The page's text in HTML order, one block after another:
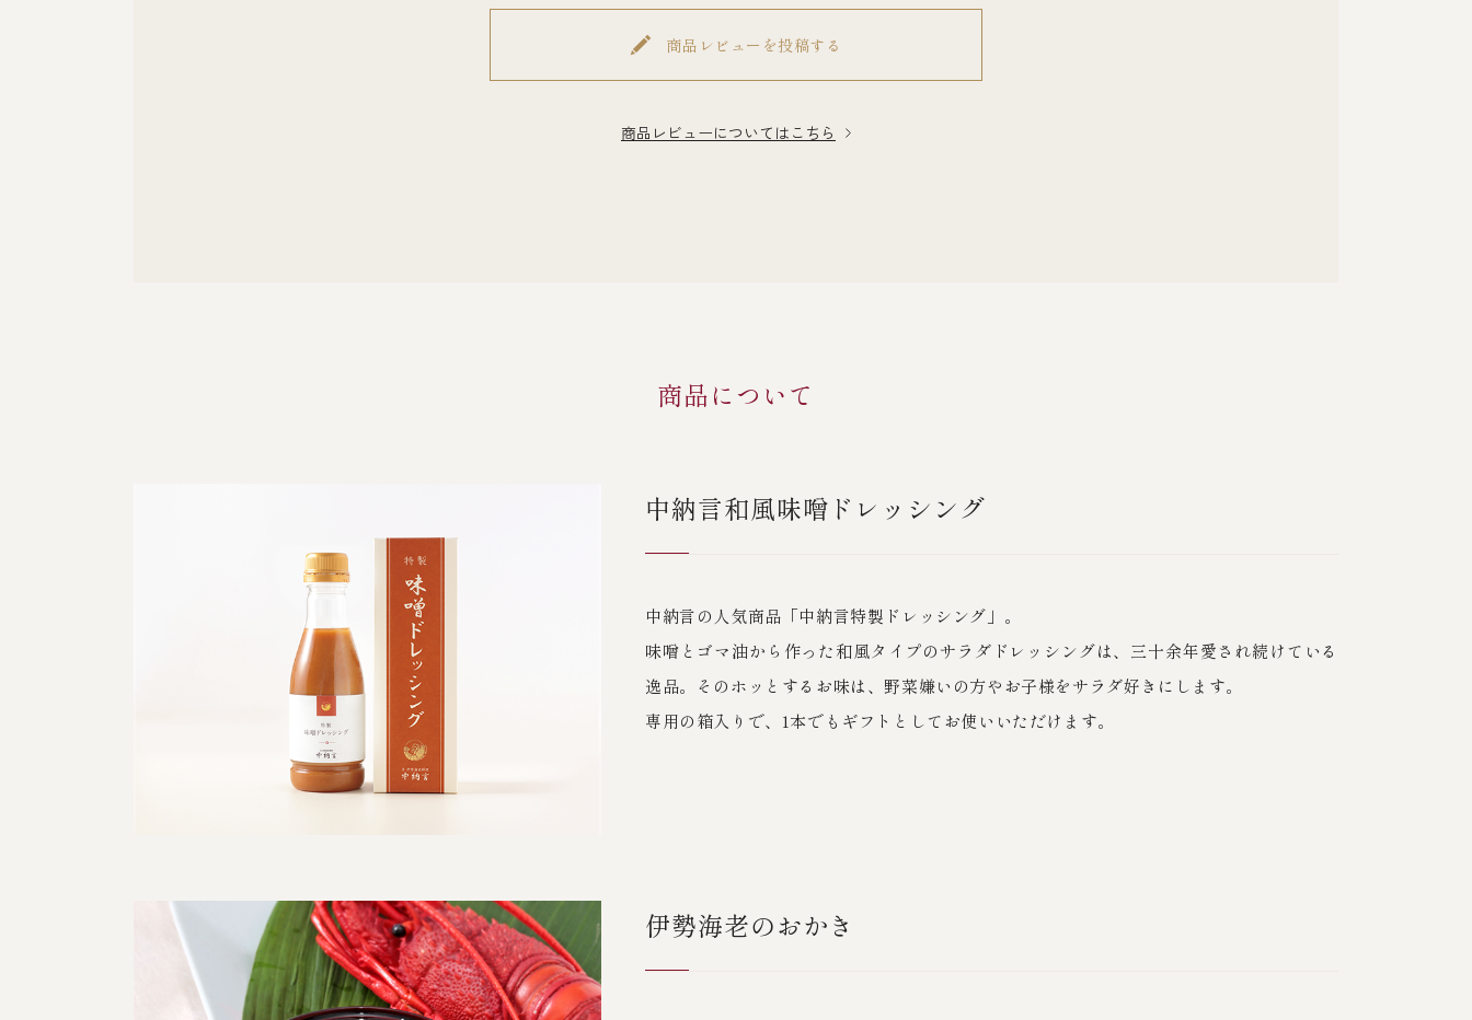
商品レビューを投稿する
商品レビューについてはこちら
商品について
中納言和風味噌ドレッシング
中納言の人気商品「中納言特製ドレッシング」。
味噌とゴマ油から作った和風タイプのサラダドレッシングは、三十余年愛され続けている
逸品。そのホッとするお味は、野菜嫌いの方やお子様をサラダ好きにします。
専用の箱入りで、1本でもギフトとしてお使いいただけます。
伊勢海老のおかき